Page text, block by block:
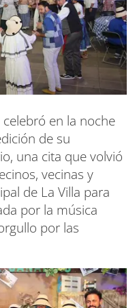
en la noche
de su
una cita que volvió
vecinas y
de La Villa para
por la música
por las